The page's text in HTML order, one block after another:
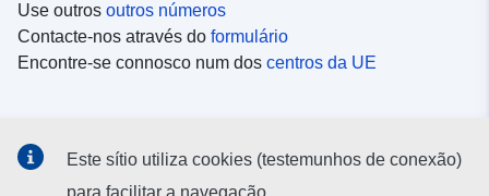
Use outros outros números
Contacte-nos através do formulário
Encontre-se connosco num dos centros da UE
Procure as contas da UE nasredes sociais
Este sítio utiliza cookies (testemunhos de conexão)
para facilitar a navegação